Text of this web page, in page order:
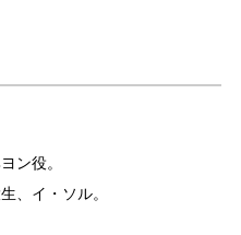
ン役。
、イ・ソル。